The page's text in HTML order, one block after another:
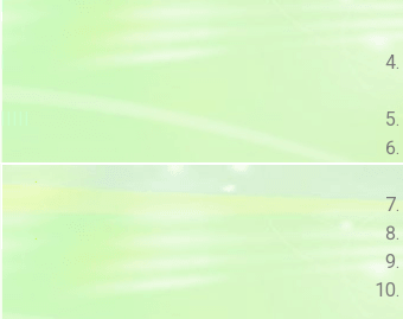
.
.